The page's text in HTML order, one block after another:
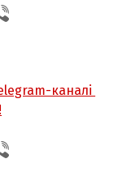
каналі